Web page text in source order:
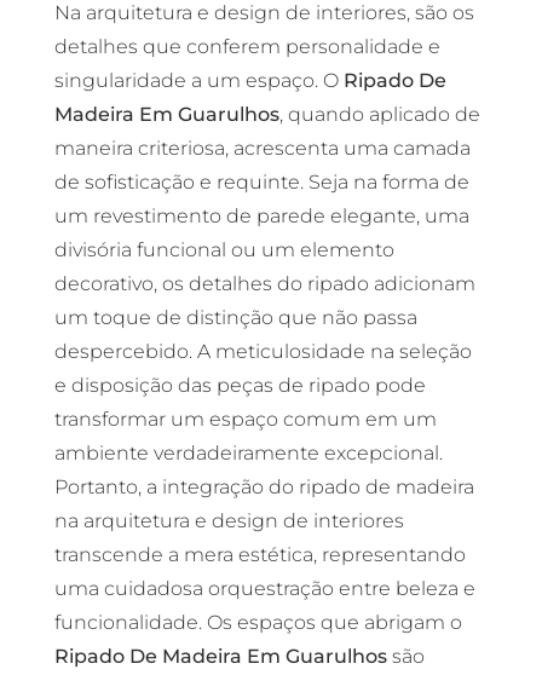
Na arquitetura e design de interiores, são os
detalhes que conferem personalidade e
singularidade a um espaço. O Ripado De
Madeira Em Guarulhos, quando aplicado de
maneira criteriosa, acrescenta uma camada
de sofisticação e requinte. Seja na forma de
um revestimento de parede elegante, uma
divisória funcional ou um elemento
decorativo, os detalhes do ripado adicionam
um toque de distinção que não passa
despercebido. A meticulosidade na seleção
e disposição das peças de ripado pode
transformar um espaço comum em um
ambiente verdadeiramente excepcional.
Portanto, a integração do ripado de madeira
na arquitetura e design de interiores
transcende a mera estética, representando
uma cuidadosa orquestração entre beleza e
funcionalidade. Os espaços que abrigam o
Ripado De Madeira Em Guarulhossão